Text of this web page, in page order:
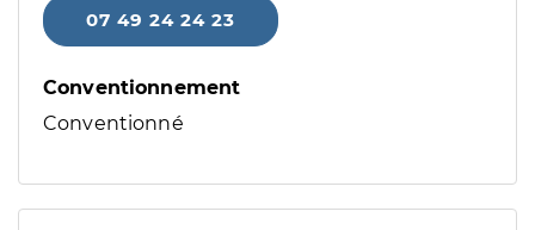
07 49 24 24 23
Conventionnement
Conventionné